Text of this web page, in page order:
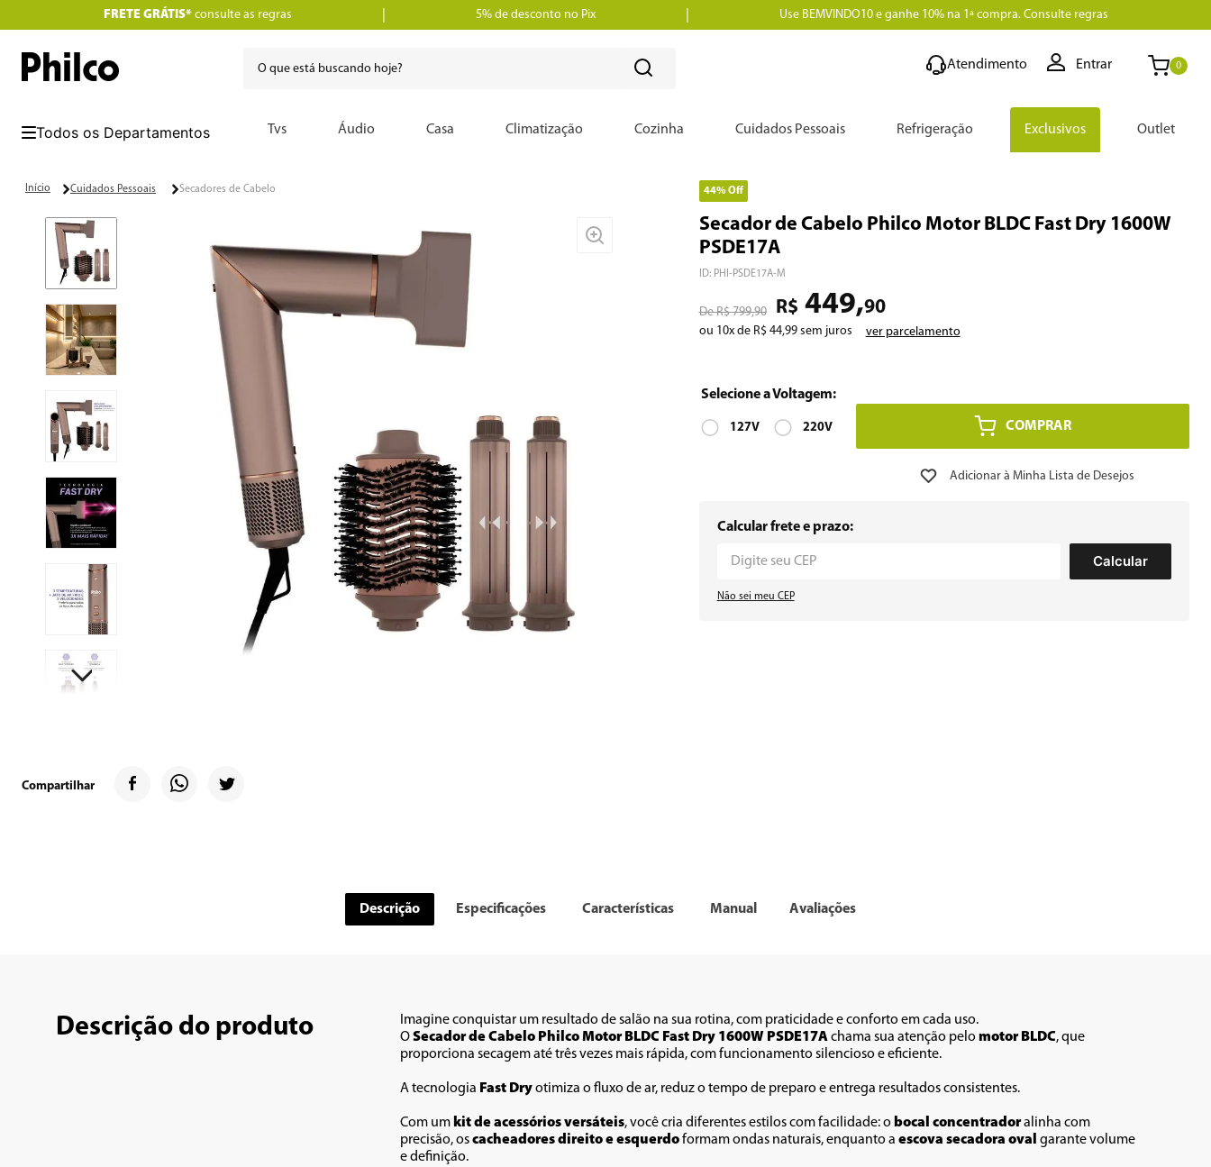
FRETE GRÁTIS*consulte as regras 5% de desconto no Pix Use BEMVINDO10 e ganhe 10% na 1ª compra. Consulte regras
Atendimento Entrar 0
Tvs Áudio Casa Climatização Cozinha Cuidados Pessoais Refrigeração Exclusivos Outlet
Cuidados Pessoais Secadores de Cabelo
Compartilhar
44%Off
Secador de Cabelo Philco Motor BLDC Fast Dry 1600W
PSDE17A
ID: PHI-PSDE17A-M
R$ 799,90 R$ 449,90
ou 10x de R$ 44,99sem juros ver parcelamento
127V 220V COMPRAR
Calcular frete e prazo:
Calcular
Não sei meu CEP
Descrição Especificações Características Manual Avaliações
Descrição do produto
Imagine conquistar um resultado de salão na sua rotina, com praticidade e conforto em cada uso.
O Secador de Cabelo Philco Motor BLDC Fast Dry 1600W PSDE17A chama sua atenção pelo motor BLDC, que
proporciona secagem até três vezes mais rápida, com funcionamento silencioso e eficiente.
A tecnologia Fast Dry otimiza o fluxo de ar, reduz o tempo de preparo e entrega resultados consistentes.
Com um kit de acessórios versáteis, você cria diferentes estilos com facilidade: o bocal concentrador alinha com
precisão, os cacheadores direito e esquerdo formam ondas naturais, enquanto a escova secadora oval garante volume
e definição.
1º lava seca
6º aspiradores
7º
º